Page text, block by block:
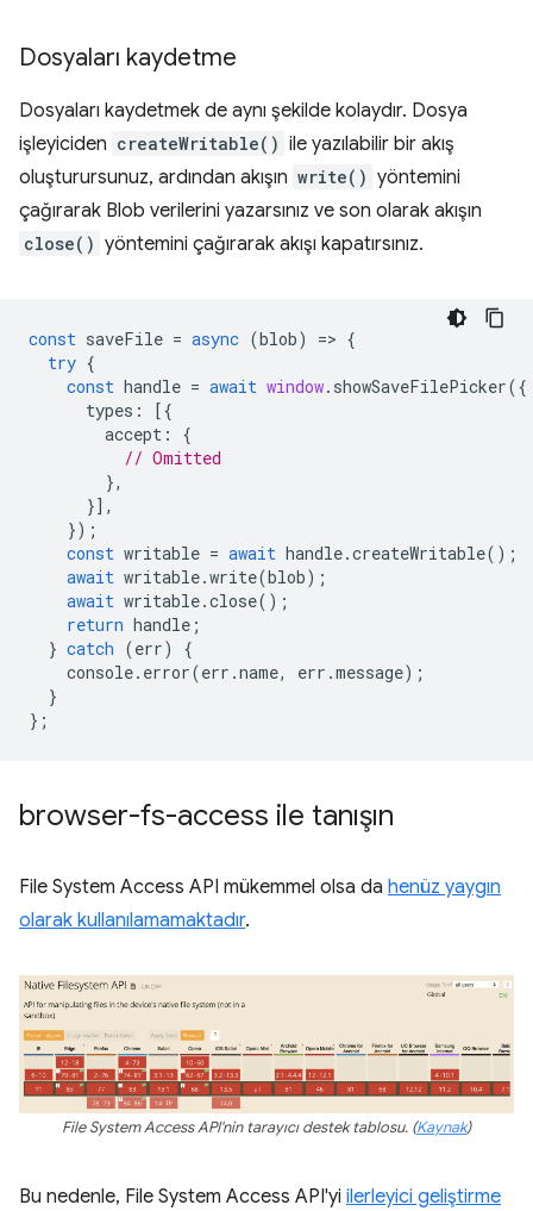
Dosyaları kaydetme
Dosyaları kaydetmek de aynı şekilde kolaydır. Dosya
işleyiciden createWritable() ile yazılabilir bir akış
oluşturursunuz, ardından akışın write() yöntemini
çağırarak Blob verilerini yazarsınız ve son olarak akışın
close() yöntemini çağırarak akışı kapatırsınız.
const saveFile = async (blob) => {
try {
const handle = await window. showSaveFilePicker({
types :
[{
accept :
{
// Omitted
},
}],
});
const writable = await handle.createWritable();
await writable.write(blob);
await writable.close();
return handle ;
} catch (err)
{
console. error(err .name, err .message);
}
};
browser-fs-access ile tanışın
File System Access API mükemmel olsa da henüz yaygın
olarak kullanılamamaktadır.
File System Access API'nin tarayıcı destek tablosu. (Kaynak)
Bu nedenle, File System Access API'yi ilerleyici geliştirme